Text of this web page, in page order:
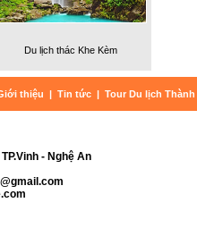
Du lịch thác Khe Kèm
thiệu | Tin tức | Tour Du lịch
- Nghệ An